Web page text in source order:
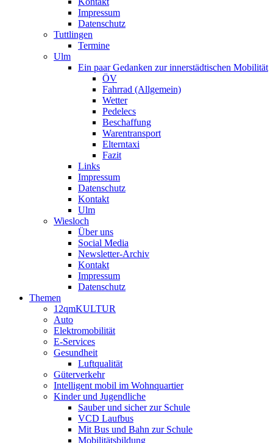
Impressum
Datenschutz
Tuttlingen
Termine
Ulm
Ein paar Gedanken zur innerstädtischen Mobilität
ÖV
Fahrrad (Allgemein)
Wetter
Pedelecs
Beschaffung
Warentransport
Elterntaxi
Fazit
Links
Impressum
Datenschutz
Kontakt
Ulm
Wiesloch
Über uns
Social Media
Newsletter-Archiv
Kontakt
Impressum
Datenschutz
Themen
12qmKULTUR
Auto
Elektromobilität
E-Services
Gesundheit
Luftqualität
Güterverkehr
Intelligent mobil im Wohnquartier
Kinder und Jugendliche
Sauber und sicher zur Schule
VCD Laufbus
Mit Bus und Bahn zur Schule
Mobilitätsbildung